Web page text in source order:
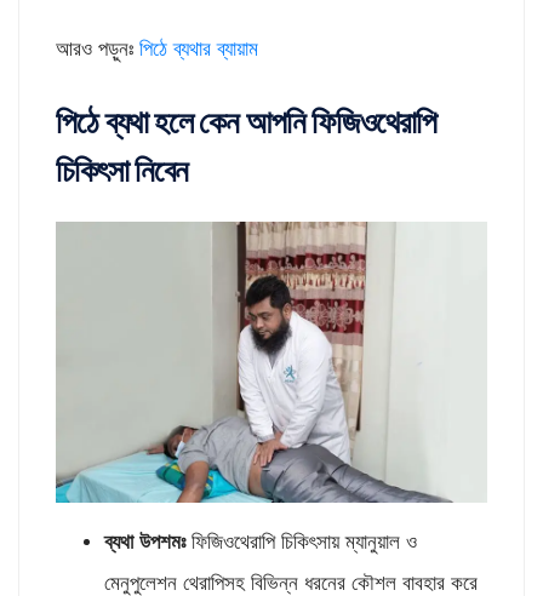
আরও পড়ুনঃ পিঠে ব্যথার ব্যায়াম
পিঠে ব্যথা হলে কেন আপনি ফিজিওথেরাপি
চিকিৎসা নিবেন
ব্যথা উপশমঃফিজিওথেরাপি চিকিৎসায় ম্যানুয়াল ও
মেনুপুলেশন থেরাপিসহ বিভিন্ন ধরনের কৌশল বাবহার করে